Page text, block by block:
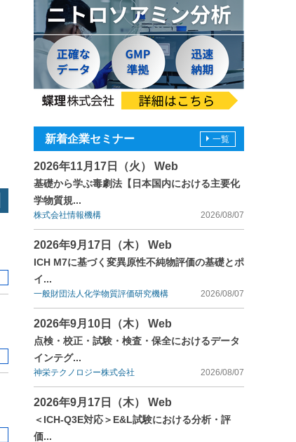
新着企業セミナー
2026年11月17日（火） Web
基礎から学ぶ毒劇法【日本国内における主要化
学物質規...
株式会社情報機構 2026/08/07
2026年9月17日（木） Web
ICH M7に基づく変異原性不純物評価の基礎とポ
イ...
一般財団法人化学物質評価研究機構 2026/08/07
2026年9月10日（木） Web
点検・校正・試験・検査・保全におけるデータ
インテグ...
神栄テクノロジー株式会社 2026/08/07
2026年9月17日（木） Web
＜ICH-Q3E対応＞E&L試験における分析・評
価...
一覧